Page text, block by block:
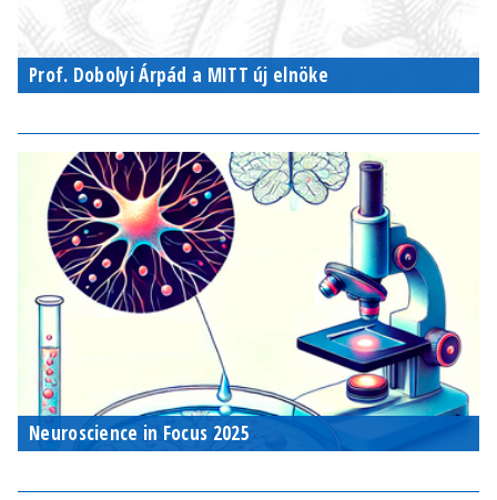
Prof. Dobolyi Árpád a MITT új elnöke
Neuroscience in Focus 2025